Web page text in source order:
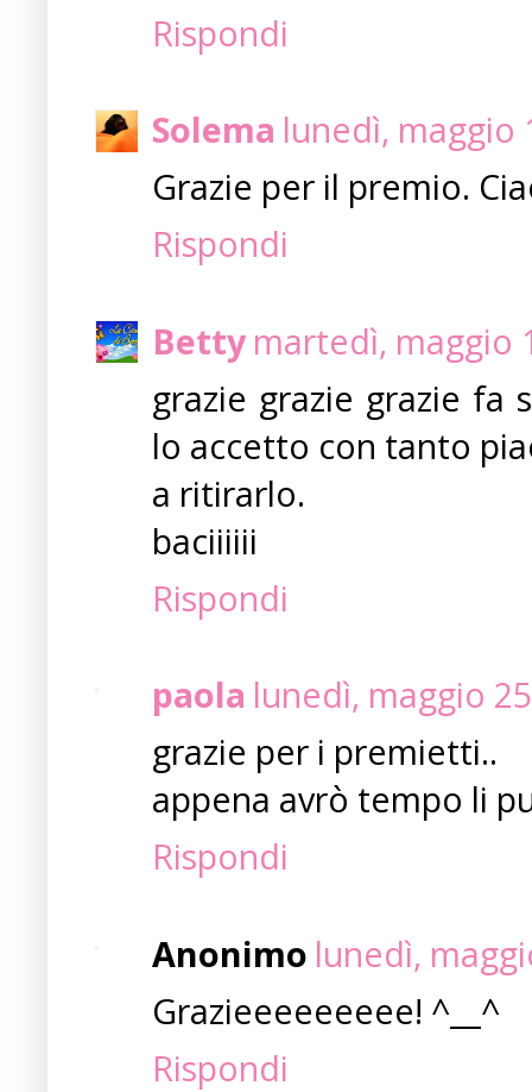
Rispondi
Solema lunedì, maggio
Grazie per il premio.
Rispondi
Betty martedì, maggio
grazie grazie grazie fa
lo accetto con tanto
a ritirarlo.
baciiiiii
Rispondi
paola lunedì, maggio
grazie per i premietti..
appena avrò tempo li
Rispondi
Anonimo lunedì,
Grazieeeeeeeee! ^__^
Rispondi